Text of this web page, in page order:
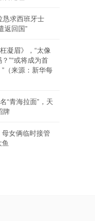
恳求西班牙士
返回国”
凝眉》，“太像
”“或将成为首
（来源：新华每
“青海拉面”，天
牌
女俩临时接管